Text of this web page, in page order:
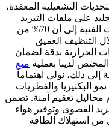
التشغيلية المعقدة،
على ملفات التبريد
نتيجة ضعف تدفق الهواء. تشير الإحصائيات الفنية إلى أن 70% من
التنظيف العميق
الحرارية بدقة لضمان
لدينا بعملية منع
إلى ذلك، نولي اهتماماً
البكتيريا والفطريات
تعقيم آمنة. تضمن
القصوى وتوفير هواء
استهلاك الطاقة